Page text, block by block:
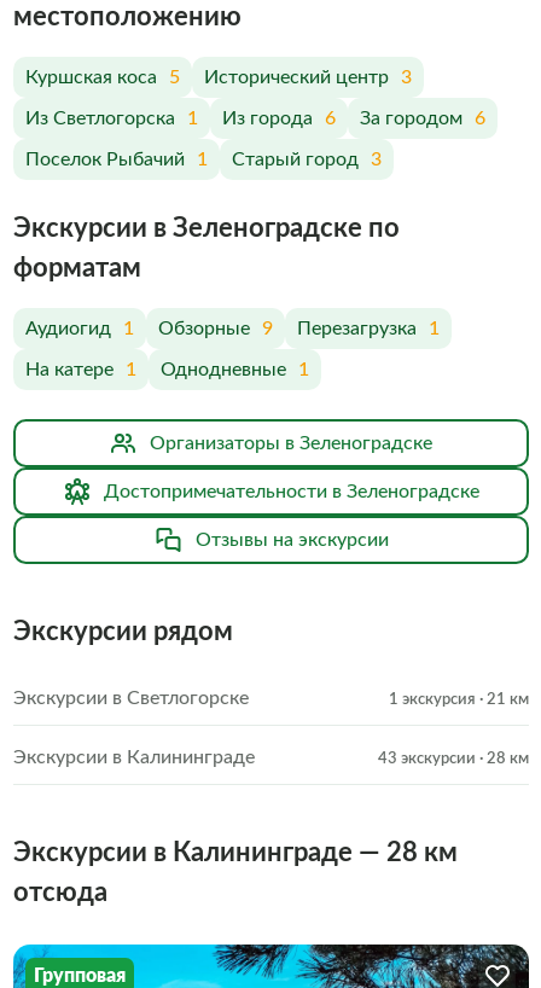
меcтоположению
Куршская коса 5 Исторический центр 3
Из Светлогорска 1 Из города 6 За городом 6
Поселок Рыбачий 1 Старый город 3
Экскурсии в Зеленоградске по
форматам
Аудиогид 1 Обзорные 9 Перезагрузка 1
На катере 1 Однодневные 1
Организаторы в Зеленоградске
Достопримечательности в Зеленоградске
Отзывы на экскурсии
Экскурсии рядом
Экскурсии в Светлогорске 1 экскурсия · 21 км
Экскурсии в Калининграде 43 экскурсии · 28 км
Экскурсии в Калининграде — 28 км
отсюда
Групповая